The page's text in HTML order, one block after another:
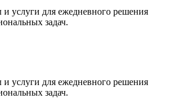
услуги для ежедневного решения
задач.
услуги для ежедневного решения
задач.